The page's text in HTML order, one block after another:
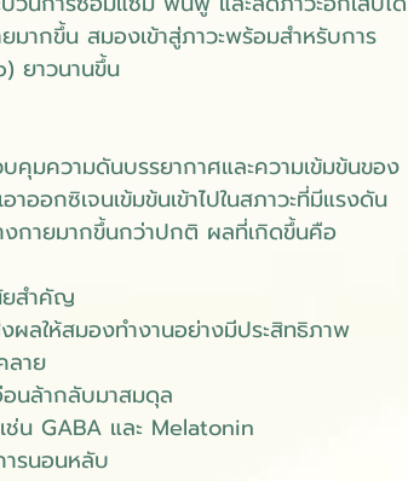
มากขึ้น สมองเข้าสู่ภาวะพร้อมสำหรับการ
ยาวนานขึ้น
มความดันบรรยากาศและความเข้มข้นของ
ออกซิเจนเข้มข้นเข้าไปในสภาวะที่มีแรงดัน
างกายมากขึ้นกว่าปกติ ผลที่เกิดขึ้นคือ
ยสำคัญ
ผลให้สมองทำงานอย่างมีประสิทธิภาพ
ลาย
นล้ากลับมาสมดุล
ช่น GABA และ Melatonin
รนอนหลับ